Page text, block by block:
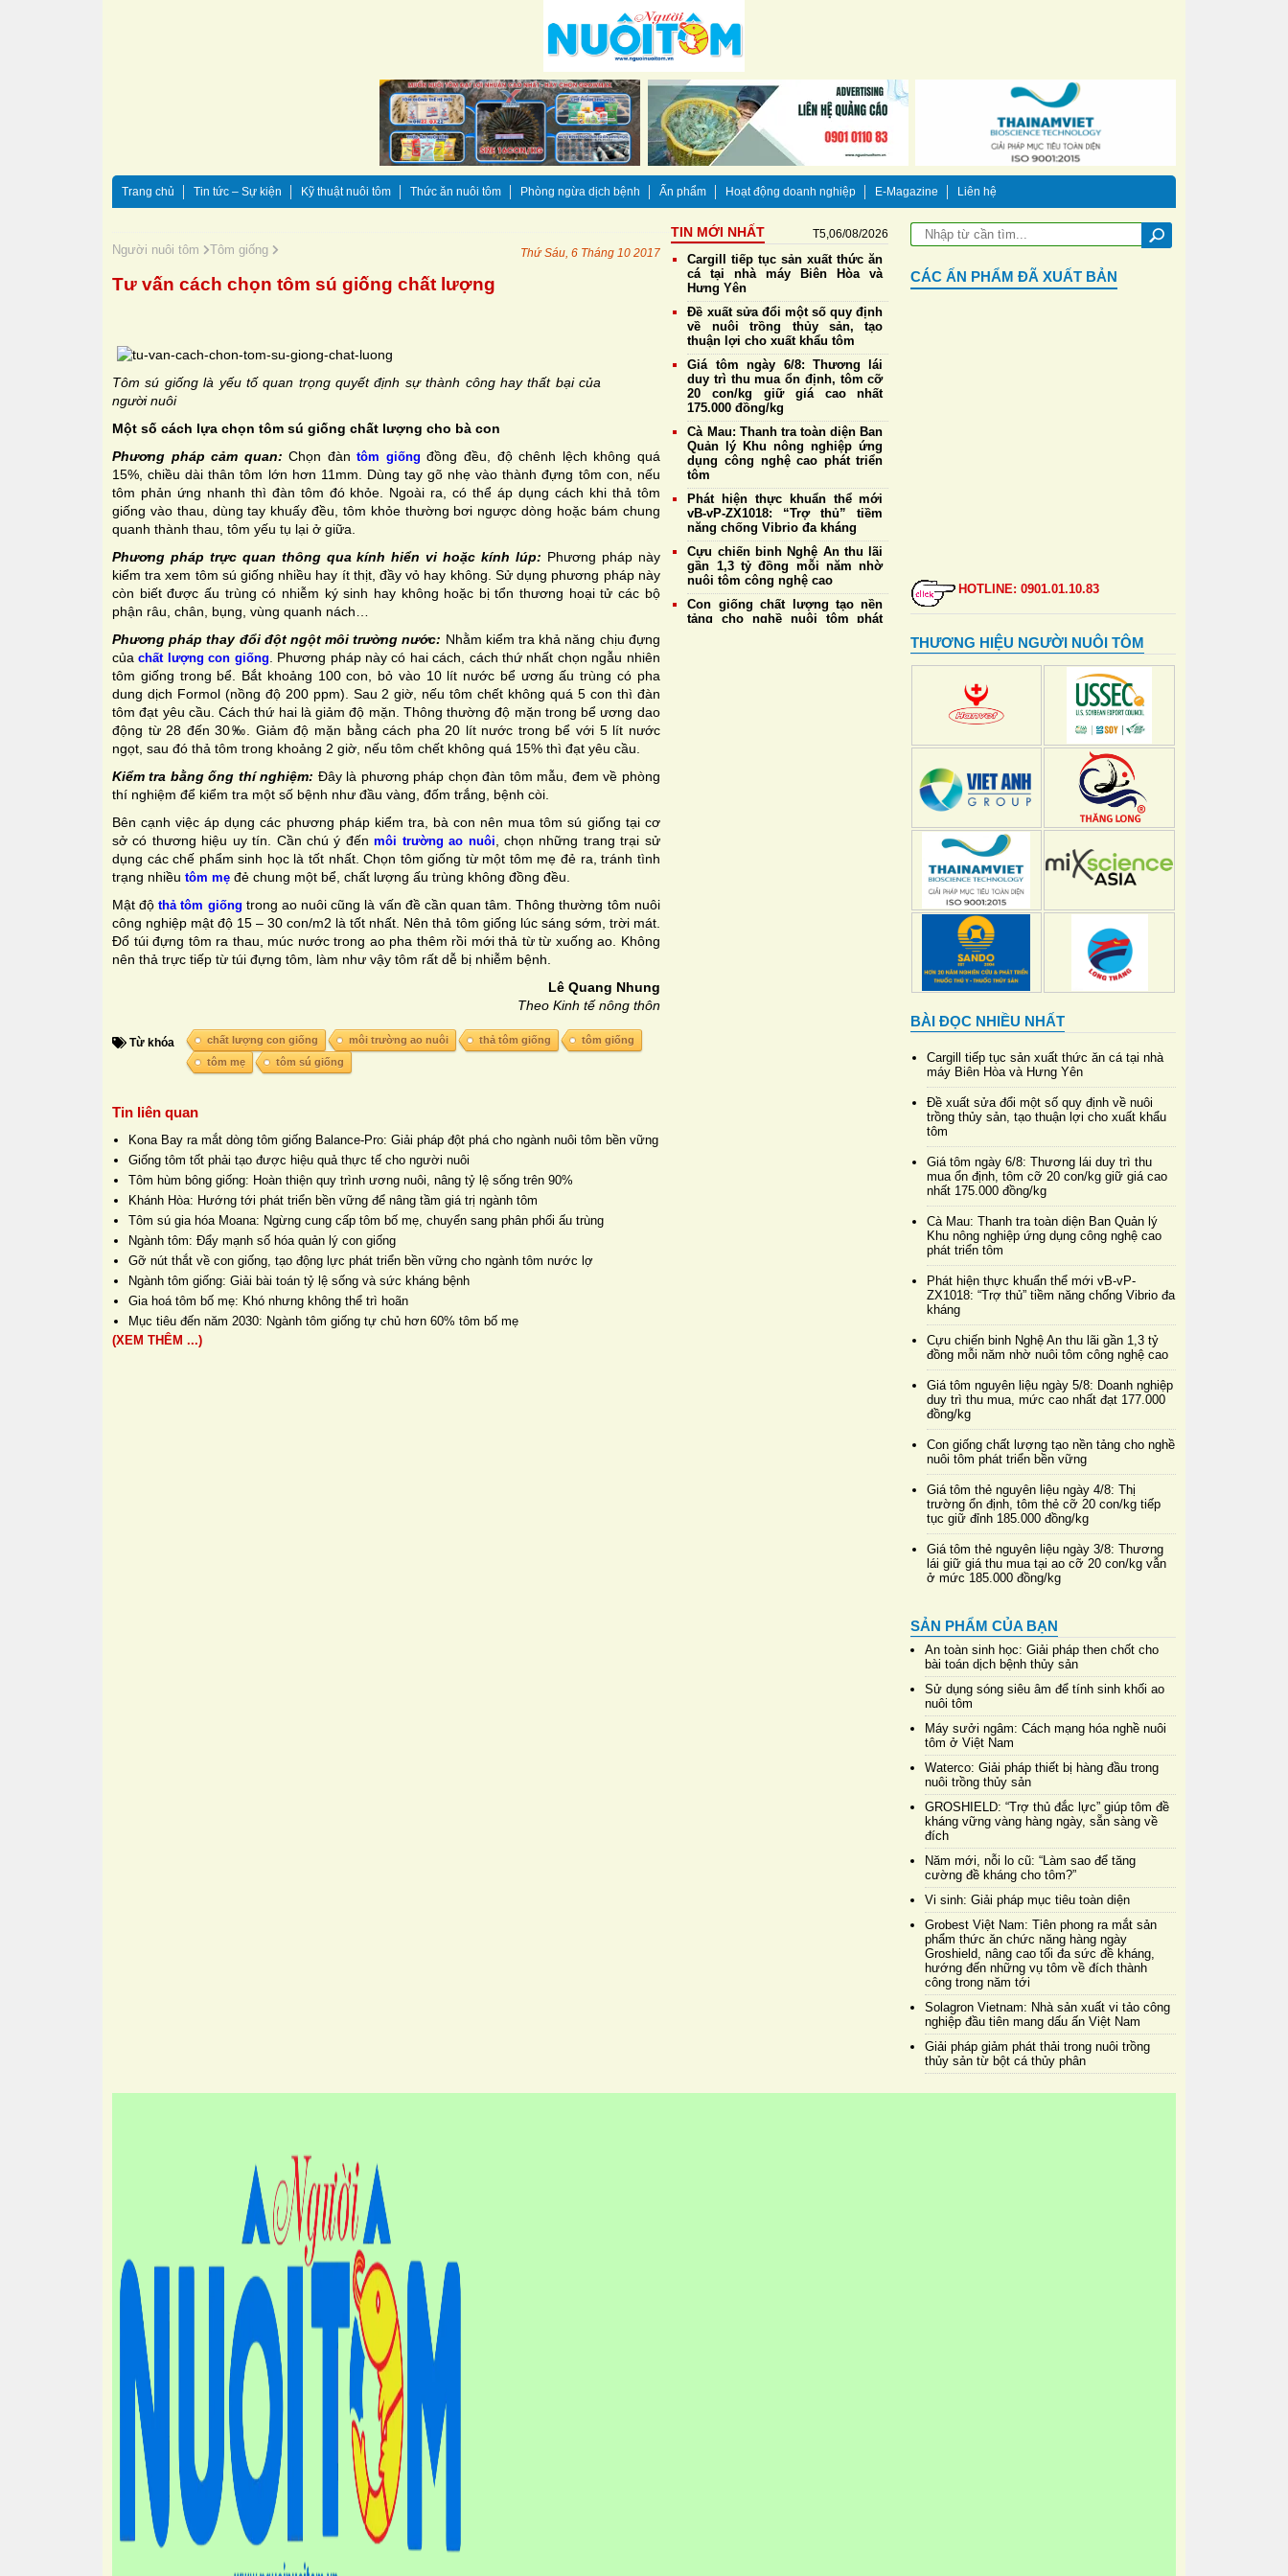
Trang chủ Tin tức – Sự kiện Kỹ thuật nuôi tôm Thức ăn nuôi tôm Phòng ngừa dịch bệnh Ấn phẩm Hoạt động doanh nghiệp E-Magazine Liên hệ
Người nuôi tôm Tôm giống Thứ Sáu, 6 Tháng 10 2017
Tư vấn cách chọn tôm sú giống chất lượng
Tôm sú giống là yếu tố quan trọng quyết định sự thành công hay thất bại của
người nuôi
Một số cách lựa chọn tôm sú giống chất lượng cho bà con
Phương pháp cảm quan: Chọn đàntôm giống đồng đều, độ chênh lệch không quá
15%, chiều dài thân tôm lớn hơn 11mm. Dùng tay gõ nhẹ vào thành đựng tôm con, nếu
tôm phản ứng nhanh thì đàn tôm đó khỏe. Ngoài ra, có thể áp dụng cách khi thả tôm
giống vào thau, dùng tay khuấy đều, tôm khỏe thường bơi ngược dòng hoặc bám chung
quanh thành thau, tôm yếu tụ lại ở giữa.
Phương pháp trực quan thông qua kính hiển vi hoặc kính lúp: Phương pháp này
kiểm tra xem tôm sú giống nhiều hay ít thịt, đầy vỏ hay không. Sử dụng phương pháp này
còn biết được ấu trùng có nhiễm ký sinh hay không hoặc bị tổn thương hoại tử các bộ
phận râu, chân, bụng, vùng quanh nách…
Phương pháp thay đổi đột ngột môi trường nước: Nhằm kiểm tra khả năng chịu đựng
củachất lượng con giống. Phương pháp này có hai cách, cách thứ nhất chọn ngẫu nhiên
tôm giống trong bể. Bắt khoảng 100 con, bỏ vào 10 lít nước bể ương ấu trùng có pha
dung dịch Formol (nồng độ 200 ppm). Sau 2 giờ, nếu tôm chết không quá 5 con thì đàn
tôm đạt yêu cầu. Cách thứ hai là giảm độ mặn. Thông thường độ mặn trong bể ương dao
động từ 28 đến 30‰. Giảm độ mặn bằng cách pha 20 lít nước trong bể với 5 lít nước
ngọt, sau đó thả tôm trong khoảng 2 giờ, nếu tôm chết không quá 15% thì đạt yêu cầu.
Kiểm tra bằng ống thí nghiệm: Đây là phương pháp chọn đàn tôm mẫu, đem về phòng
thí nghiệm để kiểm tra một số bệnh như đầu vàng, đốm trắng, bệnh còi.
Bên cạnh việc áp dụng các phương pháp kiểm tra, bà con nên mua tôm sú giống tại cơ
sở có thương hiệu uy tín. Cần chú ý đếnmôi trường ao nuôi, chọn những trang trại sử
dụng các chế phẩm sinh học là tốt nhất. Chọn tôm giống từ một tôm mẹ đẻ ra, tránh tình
trạng nhiều tôm mẹ đẻ chung một bể, chất lượng ấu trùng không đồng đều.
Mật độthả tôm giống trong ao nuôi cũng là vấn đề cần quan tâm. Thông thường tôm nuôi
công nghiệp mật độ 15 – 30 con/m2 là tốt nhất. Nên thả tôm giống lúc sáng sớm, trời mát.
Đổ túi đựng tôm ra thau, múc nước trong ao pha thêm rồi mới thả từ từ xuống ao. Không
nên thả trực tiếp từ túi đựng tôm, làm như vậy tôm rất dễ bị nhiễm bệnh.
Lê Quang Nhung
Theo Kinh tế nông thôn
Từ khóa chất lượng con giống môi trường ao nuôi thả tôm giống
tôm giống
tôm mẹ
tôm sú giống
Tin liên quan
Kona Bay ra mắt dòng tôm giống Balance-Pro: Giải pháp đột phá cho ngành nuôi tôm bền vững
Giống tôm tốt phải tạo được hiệu quả thực tế cho người nuôi
Tôm hùm bông giống: Hoàn thiện quy trình ương nuôi, nâng tỷ lệ sống trên 90%
Khánh Hòa: Hướng tới phát triển bền vững để nâng tầm giá trị ngành tôm
Tôm sú gia hóa Moana: Ngừng cung cấp tôm bố mẹ, chuyển sang phân phối ấu trùng
Ngành tôm: Đẩy mạnh số hóa quản lý con giống
Gỡ nút thắt về con giống, tạo động lực phát triển bền vững cho ngành tôm nước lợ
Ngành tôm giống: Giải bài toán tỷ lệ sống và sức kháng bệnh
Gia hoá tôm bố mẹ: Khó nhưng không thể trì hoãn
Mục tiêu đến năm 2030: Ngành tôm giống tự chủ hơn 60% tôm bố mẹ
(XEM THÊM ...)
TIN MỚI NHẤT T5,06/08/2026
Cargill tiếp tục sản xuất thức ăn
cá tại nhà máy Biên Hòa và
Hưng Yên
Đề xuất sửa đổi một số quy định
về nuôi trồng thủy sản, tạo
thuận lợi cho xuất khẩu tôm
Giá tôm ngày 6/8: Thương lái
duy trì thu mua ổn định, tôm cỡ
20 con/kg giữ giá cao nhất
175.000 đồng/kg
Cà Mau: Thanh tra toàn diện Ban
Quản lý Khu nông nghiệp ứng
dụng công nghệ cao phát triển
tôm
Phát hiện thực khuẩn thể mới
vB-vP-ZX1018: “Trợ thủ” tiềm
năng chống Vibrio đa kháng
Cựu chiến binh Nghệ An thu lãi
gần 1,3 tỷ đồng mỗi năm nhờ
nuôi tôm công nghệ cao
Con giống chất lượng tạo nền
tảng cho nghề nuôi tôm phát
CÁC ẤN PHẨM ĐÃ XUẤT BẢN
HOTLINE: 0901.01.10.83
THƯƠNG HIỆU NGƯỜI NUÔI TÔM
BÀI ĐỌC NHIỀU NHẤT
Cargill tiếp tục sản xuất thức ăn cá tại nhà
máy Biên Hòa và Hưng Yên
Đề xuất sửa đổi một số quy định về nuôi
trồng thủy sản, tạo thuận lợi cho xuất khẩu
tôm
Giá tôm ngày 6/8: Thương lái duy trì thu
mua ổn định, tôm cỡ 20 con/kg giữ giá cao
nhất 175.000 đồng/kg
Cà Mau: Thanh tra toàn diện Ban Quản lý
Khu nông nghiệp ứng dụng công nghệ cao
phát triển tôm
Phát hiện thực khuẩn thể mới vB-vP-
ZX1018: “Trợ thủ” tiềm năng chống Vibrio đa
kháng
Cựu chiến binh Nghệ An thu lãi gần 1,3 tỷ
đồng mỗi năm nhờ nuôi tôm công nghệ cao
Giá tôm nguyên liệu ngày 5/8: Doanh nghiệp
duy trì thu mua, mức cao nhất đạt 177.000
đồng/kg
Con giống chất lượng tạo nền tảng cho nghề
nuôi tôm phát triển bền vững
Giá tôm thẻ nguyên liệu ngày 4/8: Thị
trường ổn định, tôm thẻ cỡ 20 con/kg tiếp
tục giữ đỉnh 185.000 đồng/kg
Giá tôm thẻ nguyên liệu ngày 3/8: Thương
lái giữ giá thu mua tại ao cỡ 20 con/kg vẫn
ở mức 185.000 đồng/kg
SẢN PHẨM CỦA BẠN
An toàn sinh học: Giải pháp then chốt cho
bài toán dịch bệnh thủy sản
Sử dụng sóng siêu âm để tính sinh khối ao
nuôi tôm
Máy sưởi ngâm: Cách mạng hóa nghề nuôi
tôm ở Việt Nam
Waterco: Giải pháp thiết bị hàng đầu trong
nuôi trồng thủy sản
GROSHIELD: “Trợ thủ đắc lực” giúp tôm đề
kháng vững vàng hàng ngày, sẵn sàng về
đích
Năm mới, nỗi lo cũ: “Làm sao để tăng
cường đề kháng cho tôm?”
Vi sinh: Giải pháp mục tiêu toàn diện
Grobest Việt Nam: Tiên phong ra mắt sản
phẩm thức ăn chức năng hàng ngày
Groshield, nâng cao tối đa sức đề kháng,
hướng đến những vụ tôm về đích thành
công trong năm tới
Solagron Vietnam: Nhà sản xuất vi tảo công
nghiệp đầu tiên mang dấu ấn Việt Nam
Giải pháp giảm phát thải trong nuôi trồng
thủy sản từ bột cá thủy phân